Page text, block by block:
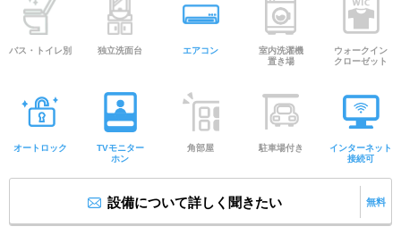
バス・トイレ別 独立洗面台 エアコン
室内洗濯機
置き場
ウォークイン
クローゼット
オートロック
TVモニター
ホン
角部屋 駐車場付き
インターネット
接続可
設備について詳しく聞きたい 無料